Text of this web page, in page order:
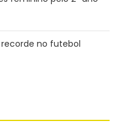
no futebol